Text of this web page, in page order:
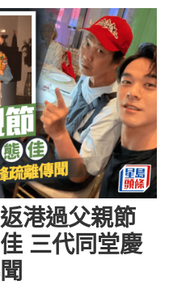
港過父親節
三代同堂慶